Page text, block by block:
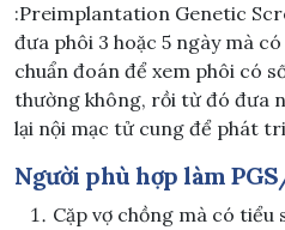
:Preimplantation Genetic
đưa phôi 3 hoặc 5 ngày mà
chuẩn đoán để xem phôi có
thường không, rồi từ đó đưa
lại nội mạc tử cung để phát
Người phù hợp làm
Cặp vợ chồng mà có